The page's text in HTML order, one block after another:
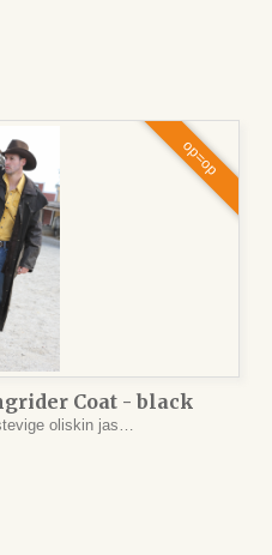
op=op
Coat - black
oliskin jas…